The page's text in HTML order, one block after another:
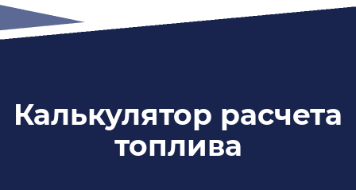
Калькулятор расчета
топлива